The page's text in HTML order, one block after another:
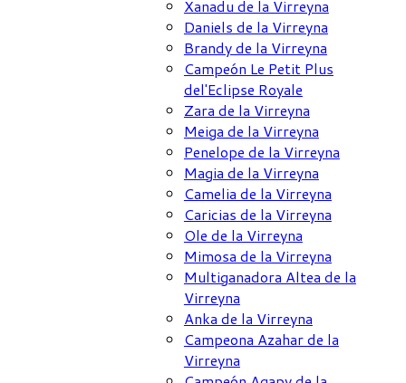
Xanadu de la Virreyna
Daniels de la Virreyna
Brandy de la Virreyna
Campeón Le Petit Plus
del'Eclipse Royale
Zara de la Virreyna
Meiga de la Virreyna
Penelope de la Virreyna
Magia de la Virreyna
Camelia de la Virreyna
Caricias de la Virreyna
Ole de la Virreyna
Mimosa de la Virreyna
Multiganadora Altea de la
Virreyna
Anka de la Virreyna
Campeona Azahar de la
Virreyna